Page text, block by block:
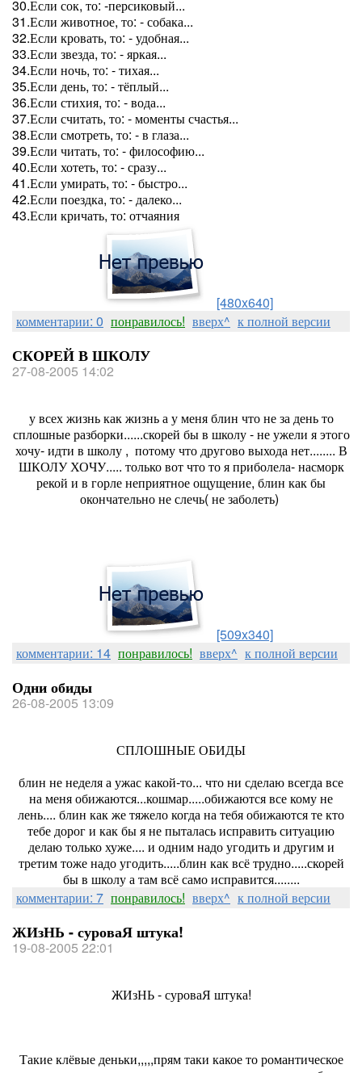
30.Если сок, то: -персиковый...
31.Если животное, то: - собака...
32.Если кровать, то: - удобная...
33.Если звезда, то: - яркая...
34.Если ночь, то: - тихая...
35.Если день, то: - тёплый...
36.Если стихия, то: - вода...
37.Если считать, то: - моменты счастья...
38.Если смотреть, то: - в глаза...
39.Если читать, то: - философию...
40.Если хотеть, то: - сразу...
41.Если умирать, то: - быстро...
42.Если поездка, то: - далеко...
43.Если кричать, то: отчаяния
[480x640]
комментарии: 0 понравилось! вверх^ к полной версии
СКОРЕЙ В ШКОЛУ
27-08-2005 14:02
у всех жизнь как жизнь а у меня блин что не за день то
сплошные разборки......скорей бы в школу - не ужели я этого
хочу- идти в школу , потому что другово выхода нет........ В
ШКОЛУ ХОЧУ..... только вот что то я приболела- насморк
рекой и в горле неприятное ощущение, блин как бы
окончательно не слечь( не заболеть)
[509x340]
комментарии: 14 понравилось! вверх^ к полной версии
Одни обиды
26-08-2005 13:09
СПЛОШНЫЕ ОБИДЫ
блин не неделя а ужас какой-то... что ни сделаю всегда все
на меня обижаются...кошмар.....обижаются все кому не
лень.... блин как же тяжело когда на тебя обижаются те кто
тебе дорог и как бы я не пыталась исправить ситуацию
делаю только хуже.... и одним надо угодить и другим и
третим тоже надо угодить.....блин как всё трудно.....скорей
бы в школу а там всё само исправится........
комментарии: 7 понравилось! вверх^ к полной версии
ЖИзНЬ - суроваЯ штука!
19-08-2005 22:01
ЖИзНЬ - суроваЯ штука!
Такие клёвые деньки,,,,,прям таки какое то романтическое